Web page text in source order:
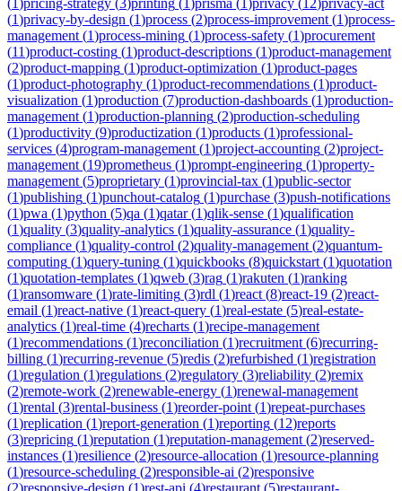
(1)privacy-by-design (1)process (2)process-improvement (1)process-
management (1)process-mining (1)process-safety (1)procurement
(11)product-costing (1)product-descriptions (1)product-management
(2)product-mapping (1)product-optimization (1)product-pages
(1)product-photography (1)product-recommendations (1)product-
visualization (1)production (7)production-dashboards (1)production-
management (1)production-planning (2)production-scheduling
(1)productivity (9)productization (1)products (1)professional-
services (4)program-management (1)project-accounting (2)project-
management (19)prometheus (1)prompt-engineering (1)property-
management (5)proprietary (1)provincial-tax (1)public-sector
(1)publishing (1)punchout-catalog (1)purchase (3)push-notifications
(1)pwa (1)python (5)qa (1)qatar(1)qlik-sense (1)qualification
(1)quality (3)quality-analytics (1)quality-assurance (1)quality-
compliance (1)quality-control (2)quality-management (2)quantum-
computing (1)query-tuning (1)quickbooks (8)quickstart (1)quotation
(1)quotation-templates (1)qweb (3)rag (1)rakuten (1)ranking
(1)ransomware (1)rate-limiting (3)rdl (1)react (8)react-19 (2)react-
email (1)react-native (1)react-query (1)real-estate (5)real-estate-
analytics (1)real-time (4)recharts (1)recipe-management
(1)recommendations (1)reconciliation (1)recruitment (6)recurring-
billing (1)recurring-revenue (5)redis (2)refurbished (1)registration
(1)regulation (1)regulations (2)regulatory (3)reliability (2)remix
(2)remote-work (2)renewable-energy (1)renewal-management
(1)rental (3)rental-business (1)reorder-point (1)repeat-purchases
(1)replication (1)report-generation (1)reporting (12)reports
(3)repricing (1)reputation (1)reputation-management (2)reserved-
instances (1)resilience (2)resource-allocation (1)resource-planning
(1)resource-scheduling (2)responsible-ai (2)responsive
(2)responsive-design (1)rest-api (4)restaurant (5)restaurant-